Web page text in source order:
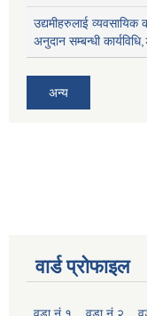
उद्यमीहरुलाई व्यवसायिक
अनुदान सम्बन्धी
अन्य
वार्ड प्रोफाइल